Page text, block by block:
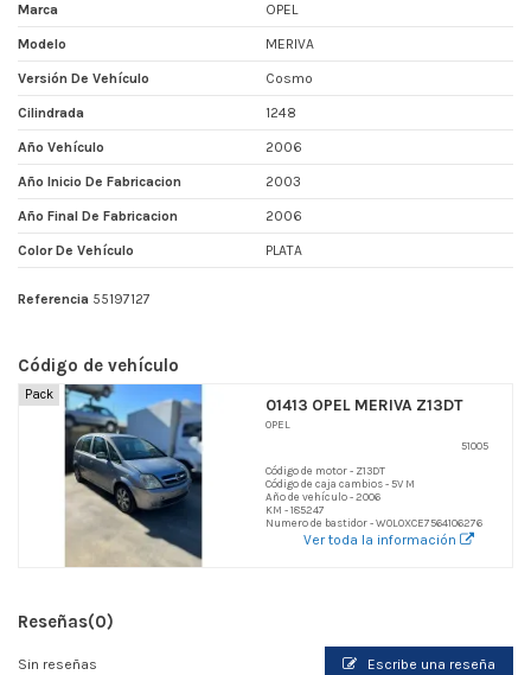
Marca OPEL
Modelo MERIVA
Versión De Vehículo Cosmo
Cilindrada 1248
Año Vehículo 2006
Año Inicio De Fabricacion 2003
Año Final De Fabricacion 2006
Color De Vehículo PLATA
Referencia 55197127
Código de vehículo
Pack
01413 OPEL MERIVA Z13DT
OPEL
51005
Código de motor - Z13DT
Código de caja cambios - 5V M
Año de vehículo - 2006
KM - 185247
Numero de bastidor - W0L0XCE7564106276
Ver toda la información
Reseñas(0)
Sin reseñas Escribe una reseña